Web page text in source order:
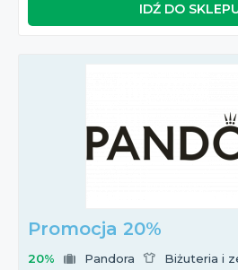
IDŹ DO
Promocja 20%
20% Pandora Biżuteria i